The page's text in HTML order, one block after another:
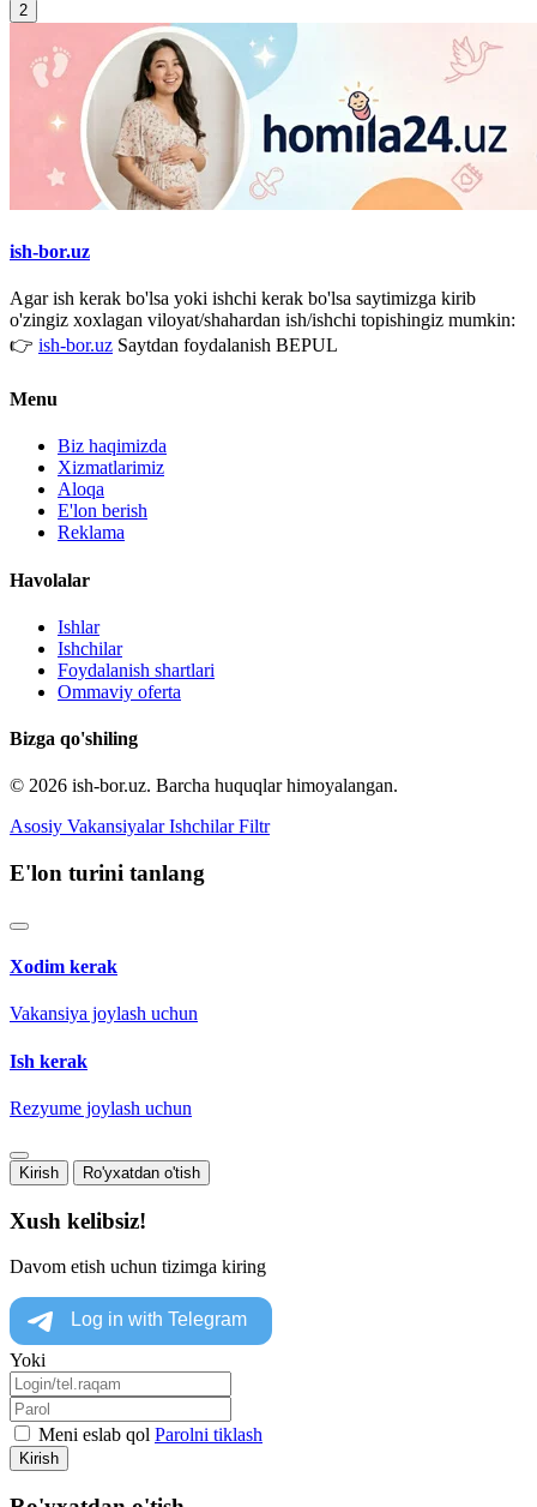
2
ish-bor.uz
Agar ish kerak bo'lsa yoki ishchi kerak bo'lsa saytimizga kirib
o'zingiz xoxlagan viloyat/shahardan ish/ishchi topishingiz mumkin:
👉 ish-bor.uz Saytdan foydalanish BEPUL
Menu
Biz haqimizda
Xizmatlarimiz
Aloqa
E'lon berish
Reklama
Havolalar
Ishlar
Ishchilar
Foydalanish shartlari
Ommaviy oferta
Bizga qo'shiling
© 2026 ish-bor.uz. Barcha huquqlar himoyalangan.
Asosiy Vakansiyalar Ishchilar Filtr
E'lon turini tanlang
Xodim kerak
Vakansiya joylash uchun
Ish kerak
Rezyume joylash uchun
Kirish Ro'yxatdan o'tish
Xush kelibsiz!
Davom etish uchun tizimga kiring
Yoki
Meni eslab qol Parolni tiklash
Kirish